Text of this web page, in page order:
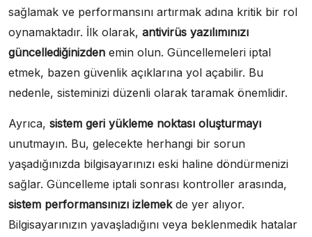
sağlamak ve performansını artırmak adına kritik bir rol
oynamaktadır. İlk olarak, antivirüs yazılımınızı
güncellediğinizden emin olun. Güncellemeleri iptal
etmek, bazen güvenlik açıklarına yol açabilir. Bu
nedenle, sisteminizi düzenli olarak taramak önemlidir.
Ayrıca, sistem geri yükleme noktası oluşturmayı
unutmayın. Bu, gelecekte herhangi bir sorun
yaşadığınızda bilgisayarınızı eski haline döndürmenizi
sağlar. Güncelleme iptali sonrası kontroller arasında,
sistem performansınızı izlemekde yer alıyor.
Bilgisayarınızın yavaşladığını veya beklenmedik hatalar